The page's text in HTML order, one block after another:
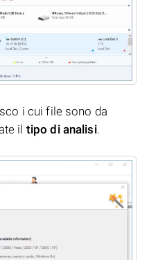
i cui file sono da
il tipo di analisi.